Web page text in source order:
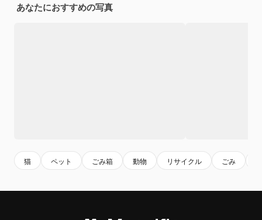
あなたにおすすめの写真
猫 ペット ごみ箱 動物 リサイクル ごみ